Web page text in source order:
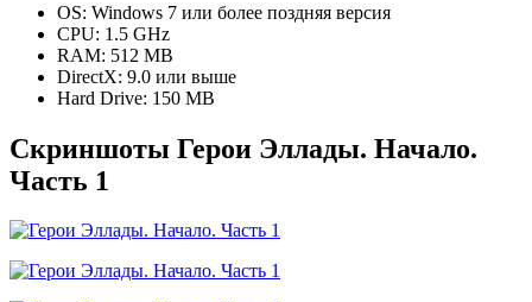
OS: Windows 7 или более поздняя версия
CPU: 1.5 GHz
RAM: 512 MB
DirectX: 9.0 или выше
Hard Drive: 150 MB
Скриншоты Герои Эллады. Начало.
Часть 1